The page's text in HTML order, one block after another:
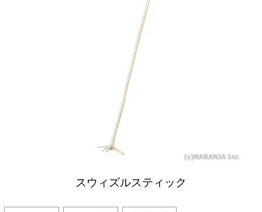
スウィズルスティック